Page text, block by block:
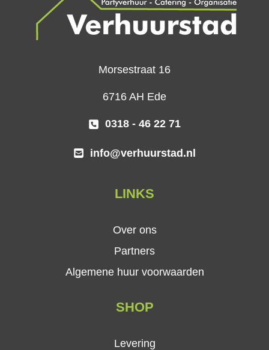
Morsestraat 16
6716 AH Ede
0318 - 46 22 71
info@verhuurstad.nl
LINKS
Over ons
Partners
Algemene huur voorwaarden
SHOP
Levering